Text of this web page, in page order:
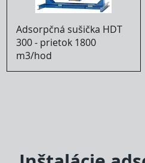
Adsorpčná sušička HDT
300 - prietok 1800
m3/hod